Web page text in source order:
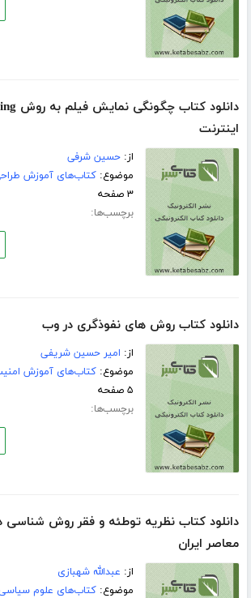
اینترنت
از:حسین شرفی
موضوع:کتاب‌های آموزش
۳ صفحه
برچسب‌ها:
دانلود کتاب روش های نفوذگری در وب
از: امیر حسین شریفی
موضوع:کتاب‌های آموزش
۵ صفحه
برچسب‌ها:
دانلود کتاب نظریه توطئه و فقر روش شناسی
معاصر ایران
از: عبدالله شهبازی
موضوع:کتاب‌های علوم